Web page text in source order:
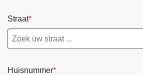
Straat
Huisnummer